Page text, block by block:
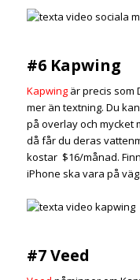
#6 Kapwing
Kapwingär precis som
mer än textning. Du
på overlay och mycket
då får du deras
kostar $16/månad.
iPhone ska vara på väg.
#7 Veed